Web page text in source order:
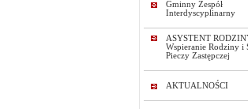
Gminny Zespół
Interdyscyplinarny
ASYSTENT
Wspieranie Rodziny i
Pieczy Zastępczej
AKTUALNOŚCI